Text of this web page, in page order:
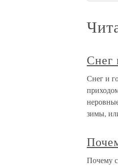
Снег
Снег и
зимы,
Почему